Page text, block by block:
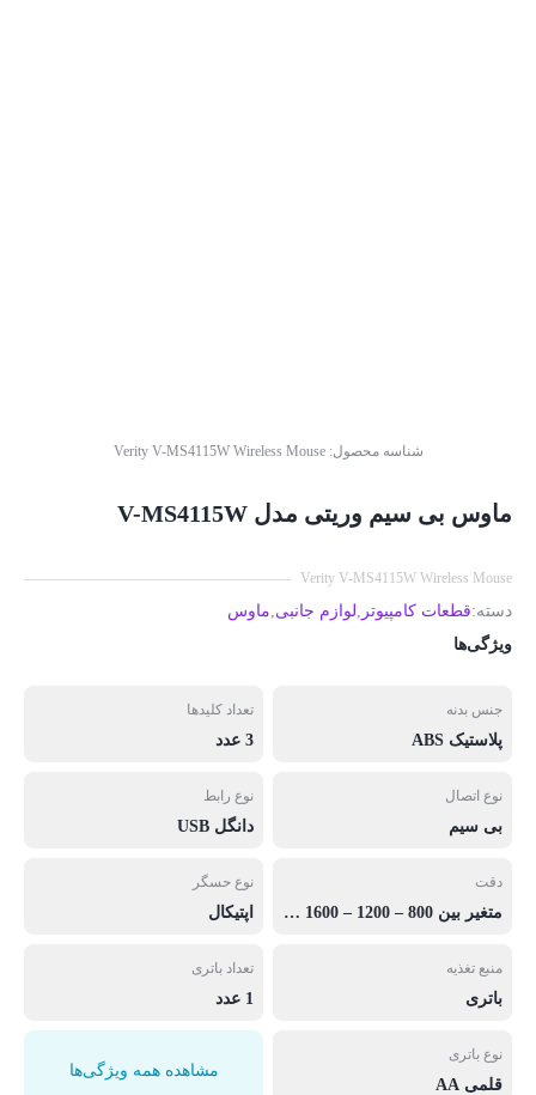
شناسه محصول:Verity V-MS4115W Wireless Mouse
ماوس بی سیم وریتی مدل V-MS4115W
Verity V-MS4115W Wireless Mouse
دسته:قطعات کامپیوتر لوازم جانبی ماوس
ویژگی‌ها
جنس بدنه
پلاستیک ABS
تعداد کلیدها
3 عدد
نوع اتصال
بی‌ سیم
نوع رابط
دانگل USB
دقت
متغیر بین 800 – 1200 – 1600 DPI
نوع حسگر
اپتیکال
منبع تغذیه
باتری
تعداد باتری
1 عدد
نوع باتری
قلمی AA
مشاهده همه ویژگی‌ها